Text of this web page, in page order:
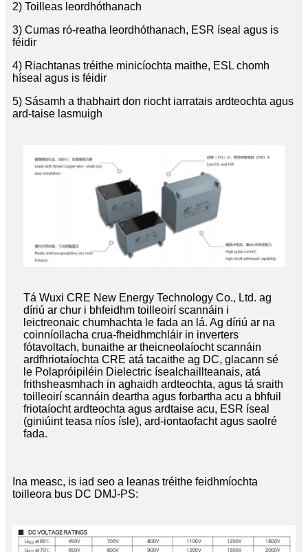
2) Toilleas leordhóthanach
3) Cumas ró-reatha leordhóthanach, ESR íseal agus is
féidir
4) Riachtanas tréithe minicíochta maithe, ESL chomh
híseal agus is féidir
5) Sásamh a thabhairt don riocht iarratais ardteochta agus
ard-taise lasmuigh
Tá Wuxi CRE New Energy Technology Co., Ltd. ag
díriú ar chur i bhfeidhm toilleoirí scannáin i
leictreonaic chumhachta le fada an lá. Ag díriú ar na
coinníollacha crua-fheidhmchláir in inverters
fótavoltach, bunaithe ar theicneolaíocht scannáin
ardfhriotaíochta CRE atá tacaithe ag DC, glacann sé
le Polapróipiléin Dielectric ísealchaillteanais, atá
frithsheasmhach in aghaidh ardteochta, agus tá sraith
toilleoirí scannáin deartha agus forbartha acu a bhfuil
friotaíocht ardteochta agus ardtaise acu, ESR íseal
(giniúint teasa níos ísle), ard-iontaofacht agus saolré
fada.
Ina measc, is iad seo a leanas tréithe feidhmíochta
toilleora bus DC DMJ-PS: